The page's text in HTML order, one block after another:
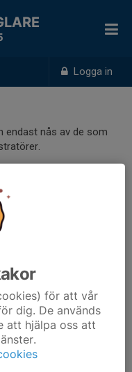
Logga in
endast nås av de som
för att vår
dig. De används
att hjälpa oss att